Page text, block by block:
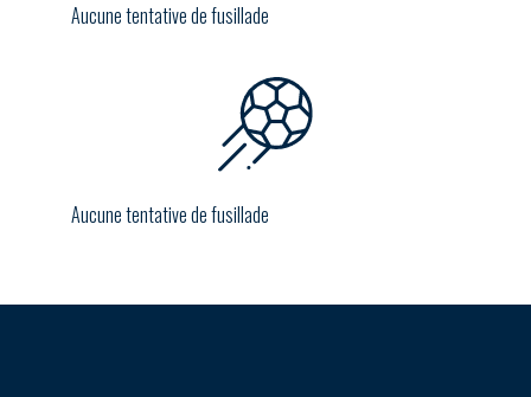
Aucune tentative de fusillade
Aucune tentative de fusillade